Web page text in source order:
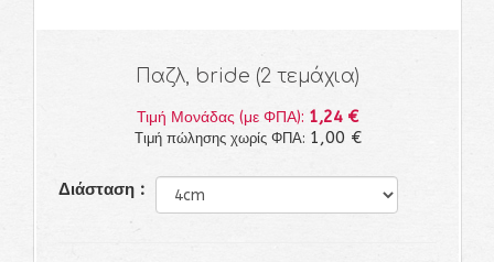
Παζλ, bride (2 τεμάχια)
Τιμή Μονάδας (με ΦΠΑ): 1,24 €
Τιμή πώλησης χωρίς ΦΠΑ: 1,00 €
Διάσταση :